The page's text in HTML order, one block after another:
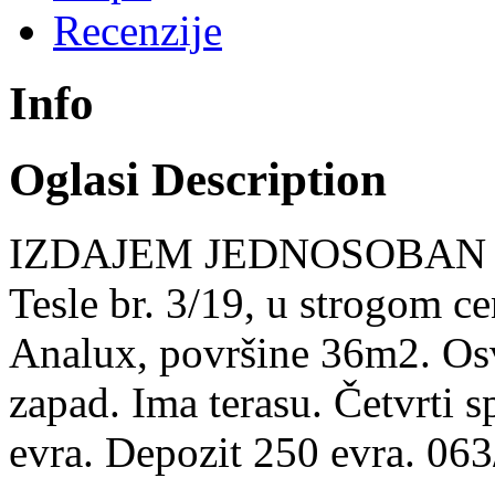
Recenzije
Info
Oglasi Description
IZDAJEM JEDNOSOBAN
Tesle br. 3/19, u strogom
Analux, površine 36m2.
zapad. Ima terasu. Četvrti
evra. Depozit 250 evra.